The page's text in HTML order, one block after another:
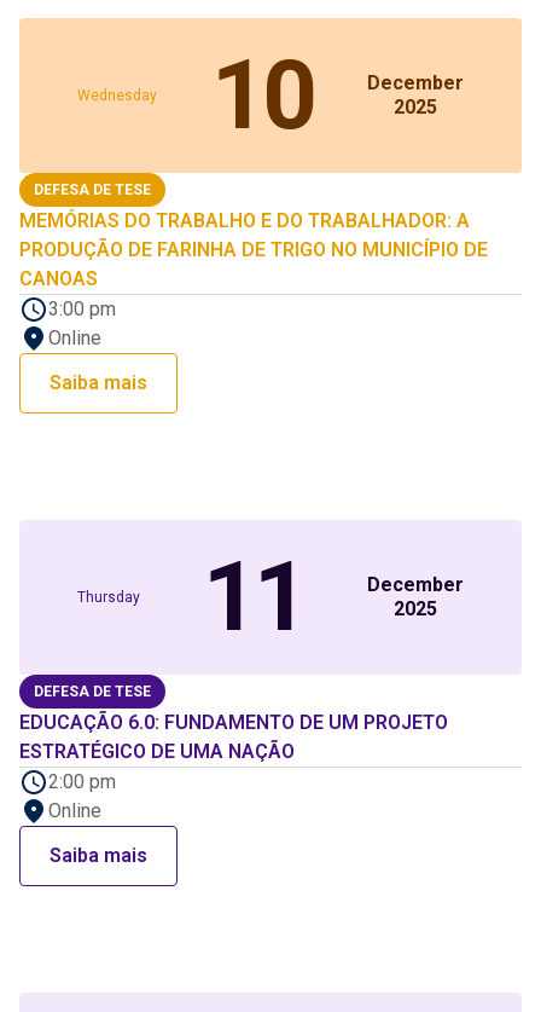
Wednesday 10
December
2025
DEFESA DE TESE
MEMÓRIAS DO TRABALHO E DO TRABALHADOR: A
PRODUÇÃO DE FARINHA DE TRIGO NO MUNICÍPIO DE
CANOAS
3:00 pm
Online
Saiba mais
Thursday 11
December
2025
DEFESA DE TESE
EDUCAÇÃO 6.0: FUNDAMENTO DE UM PROJETO
ESTRATÉGICO DE UMA NAÇÃO
2:00 pm
Online
Saiba mais